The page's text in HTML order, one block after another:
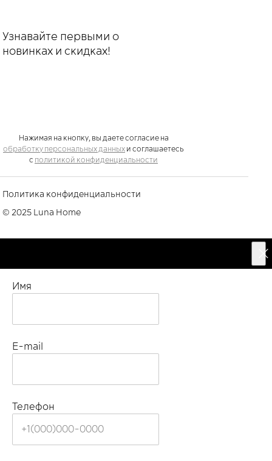
© 2025 Luna Home
Политика конфиденциальности
Узнавайте первыми о
новинках и скидках!
Нажимая на кнопку, вы даете согласие на
обработку персональных данныхи соглашаетесь
c политикой конфиденциальности
Имя
E-mail
Телефон